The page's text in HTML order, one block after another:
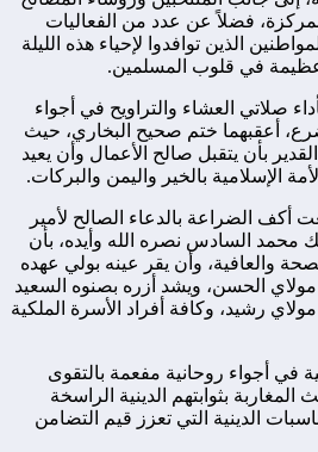
فضلاً عن عدد من الفعاليات
الذين توافدوا لإحياء هذه الليلة
عظيمة في قلوب المسلمين.
صلاتي العشاء والتراويح في أجواء
أعقبهما ختم صحيح البخاري، حيث
بأن يتقبل صالح الأعمال وأن يعيد
الإسلامية بالخير واليمن والبركات.
أكف الضراعة بالدعاء الصالح لأمير
محمد السادس نصره الله وأيده، بأن
والعافية، وأن يقر عينه بولي عهده
الحسن، ويشد أزره بصنوه السعيد
رشيد، وكافة أفراد الأسرة الملكية
في أجواء روحانية مفعمة بالتقوى
بثوابتهم الدينية الراسخة
الدينية التي تعزز قيم التضامن